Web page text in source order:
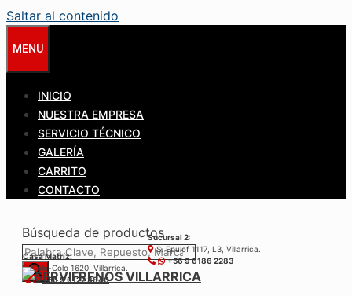
Saltar al contenido
MENU
INICIO
NUESTRA EMPRESA
SERVICIO TÉCNICO
GALERÍA
CARRITO
CONTACTO
Búsqueda de productos
Casa Matríz:
Colo-Colo 1620, Villarrica.
+56 9 6122 3840
Sucursal 2:
S. Epulef 1117, L3, Villarrica.
+56 9 6186 2283